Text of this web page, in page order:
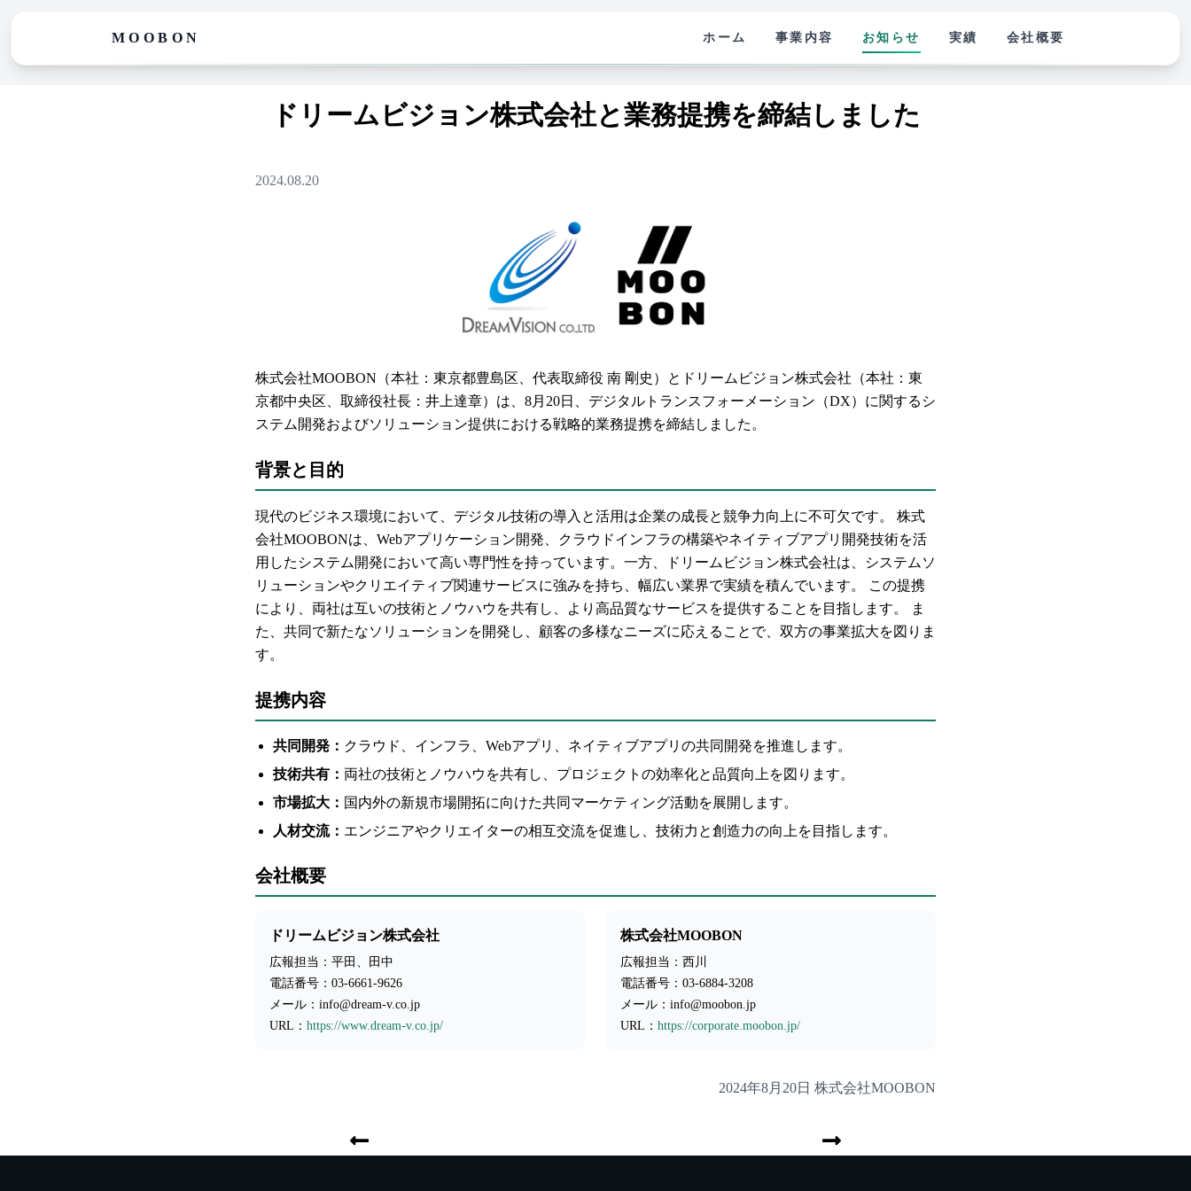
MOOBON ホーム 事業内容 お知らせ 実績 会社概要
ドリームビジョン株式会社と業務提携を締結しました
2024.08.20
株式会社MOOBON（本社：東京都豊島区、代表取締役 南 剛史）とドリームビジョン株式会社（本社：東
京都中央区、取締役社長：井上達章）は、8月20日、デジタルトランスフォーメーション（DX）に関するシ
ステム開発およびソリューション提供における戦略的業務提携を締結しました。
背景と目的
現代のビジネス環境において、デジタル技術の導入と活用は企業の成長と競争力向上に不可欠です。 株式
会社MOOBONは、Webアプリケーション開発、クラウドインフラの構築やネイティブアプリ開発技術を活
用したシステム開発において高い専門性を持っています。一方、ドリームビジョン株式会社は、システムソ
リューションやクリエイティブ関連サービスに強みを持ち、幅広い業界で実績を積んでいます。 この提携
により、両社は互いの技術とノウハウを共有し、より高品質なサービスを提供することを目指します。 ま
た、共同で新たなソリューションを開発し、顧客の多様なニーズに応えることで、双方の事業拡大を図りま
す。
提携内容
共同開発： クラウド、インフラ、Webアプリ、ネイティブアプリの共同開発を推進します。
技術共有： 両社の技術とノウハウを共有し、プロジェクトの効率化と品質向上を図ります。
市場拡大： 国内外の新規市場開拓に向けた共同マーケティング活動を展開します。
人材交流： エンジニアやクリエイターの相互交流を促進し、技術力と創造力の向上を目指します。
会社概要
ドリームビジョン株式会社
広報担当：平田、田中
電話番号：03-6661-9626
メール：info@dream-v.co.jp
URL： https://www.dream-v.co.jp/
株式会社MOOBON
広報担当：西川
電話番号：03-6884-3208
メール：info@moobon.jp
URL： https://corporate.moobon.jp/
2024年8月20日 株式会社MOOBON